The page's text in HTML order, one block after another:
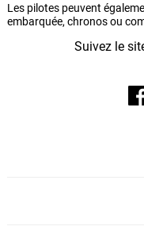
Les pilotes peuvent
embarquée, chronos ou
Suivez le